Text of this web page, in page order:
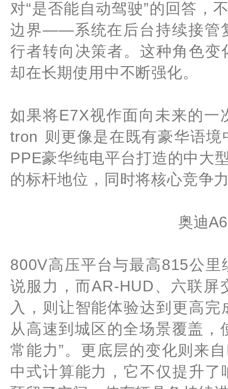
对“是否能自动驾驶”的回答，
边界——系统在后台持续接管
行者转向决策者。这种角色
却在长期使用中不断强化。
如果将E7X视作面向未来的一
tron 则更像是在既有豪华语
PPE豪华纯电平台打造的中大
的标杆地位，同时将核心竞争
奥迪
800V高压平台与最高815公
说服力，而AR-HUD、六联
入，则让智能体验达到更高
从高速到城区的全场景覆盖，
常能力”。更底层的变化则来
中式计算能力，它不仅提升